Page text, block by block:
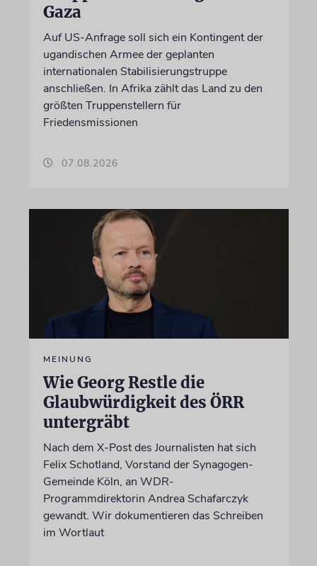
Gaza
Auf US-Anfrage soll sich ein Kontingent der
ugandischen Armee der geplanten
internationalen Stabilisierungstruppe
anschließen. In Afrika zählt das Land zu den
größten Truppenstellern für
Friedensmissionen
07.08.2026
MEINUNG
Wie Georg Restle die
Glaubwürdigkeit des ÖRR
untergräbt
Nach dem X-Post des Journalisten hat sich
Felix Schotland, Vorstand der Synagogen-
Gemeinde Köln, an WDR-
Programmdirektorin Andrea Schafarczyk
gewandt. Wir dokumentieren das Schreiben
im Wortlaut